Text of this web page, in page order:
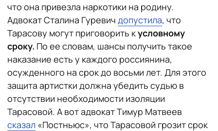
что она привезла наркотики на родину.
Адвокат Сталина Гуревич допустила, что
Тарасову могут приговорить кусловному
сроку. По ее словам, шансы получить такое
наказание есть у каждого россиянина,
осужденного на срок до восьми лет. Для этого
защита артистки должна убедить судью в
отсутствии необходимости изоляции
Тарасовой. А вот адвокат Тимур Матвеев
сказал «Постньюс», что Тарасовой грозит срок